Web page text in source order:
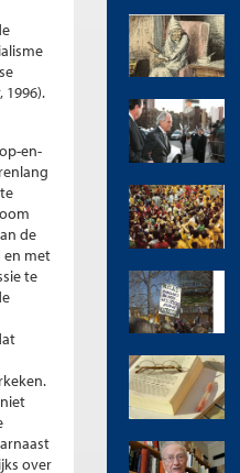
1996).
en-
de
en met
te
over